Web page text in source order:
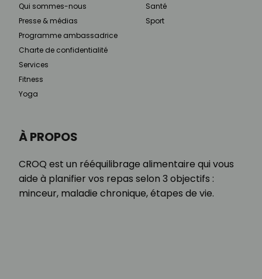
À PROPOS
CROQ est un rééquilibrage alimentaire qui vous
aide à planifier vos repas selon 3 objectifs :
minceur, maladie chronique, étapes de vie.
Qui sommes-nous
Presse & médias
Programme ambassadrice
Charte de confidentialité
Services
Fitness
Yoga
Santé
Sport